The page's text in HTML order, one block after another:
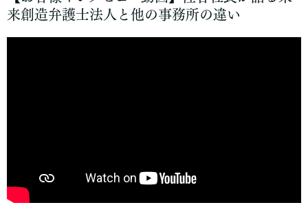
来創造弁護士法人と他の事務所の違い